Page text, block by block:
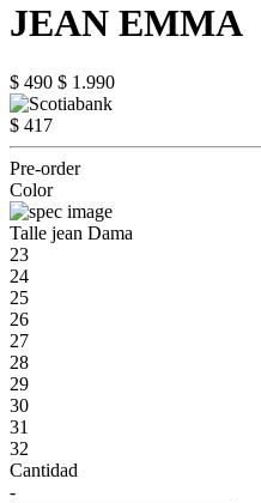
JEAN EMMA
$ 490 $ 1.990
$ 417
Pre-order
Color
Talle jean Dama
23
24
25
26
27
28
29
30
31
32
Cantidad
-